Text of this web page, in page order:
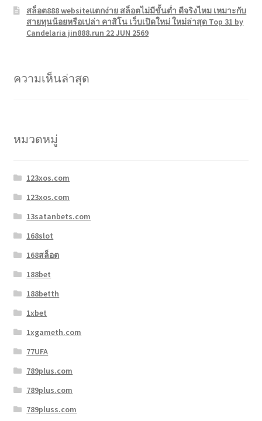
สล็อต888 websiteแตกง่าย สล็อตไม่มีขั้นต่ำ ดีจริงไหม เหมาะกับ
สายทุนน้อยหรือเปล่า คาสิโน เว็บเปิดใหม่ ใหม่ล่าสุด Top 31 by
Candelaria jin888.run 22 JUN 2569
ความเห็นล่าสุด
หมวดหมู่
123xos.com
123xos.com
13satanbets.com
168slot
168สล็อต
188bet
188betth
1xbet
1xgameth.com
77UFA
789plus.com
789plus.com
789pluss.com